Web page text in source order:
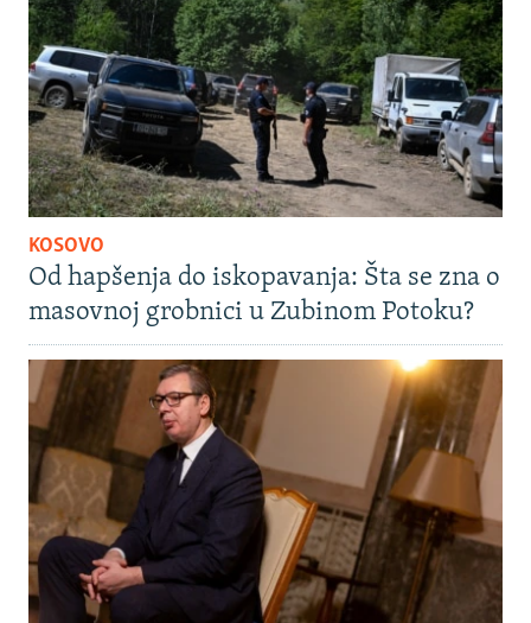
KOSOVO
Od hapšenja do iskopavanja: Šta se zna o
masovnoj grobnici u Zubinom Potoku?